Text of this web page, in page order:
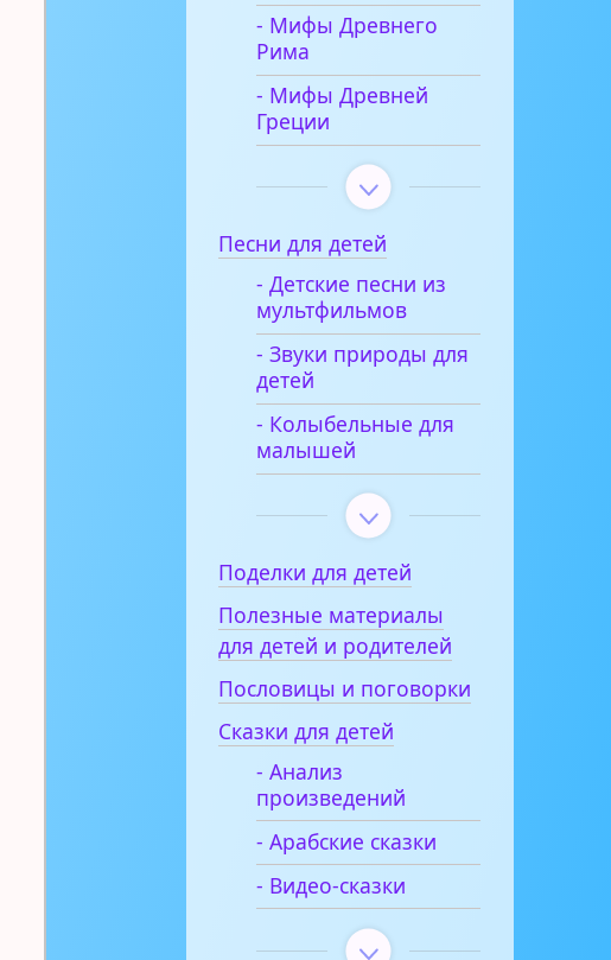
- Мифы Древнего
Рима
- Мифы Древней
Греции
Песни для детей
- Детские песни из
мультфильмов
- Звуки природы для
детей
- Колыбельные для
малышей
Поделки для детей
Полезные материалы
для детей и родителей
Пословицы и поговорки
Сказки для детей
- Анализ
произведений
- Арабские сказки
- Видео-сказки